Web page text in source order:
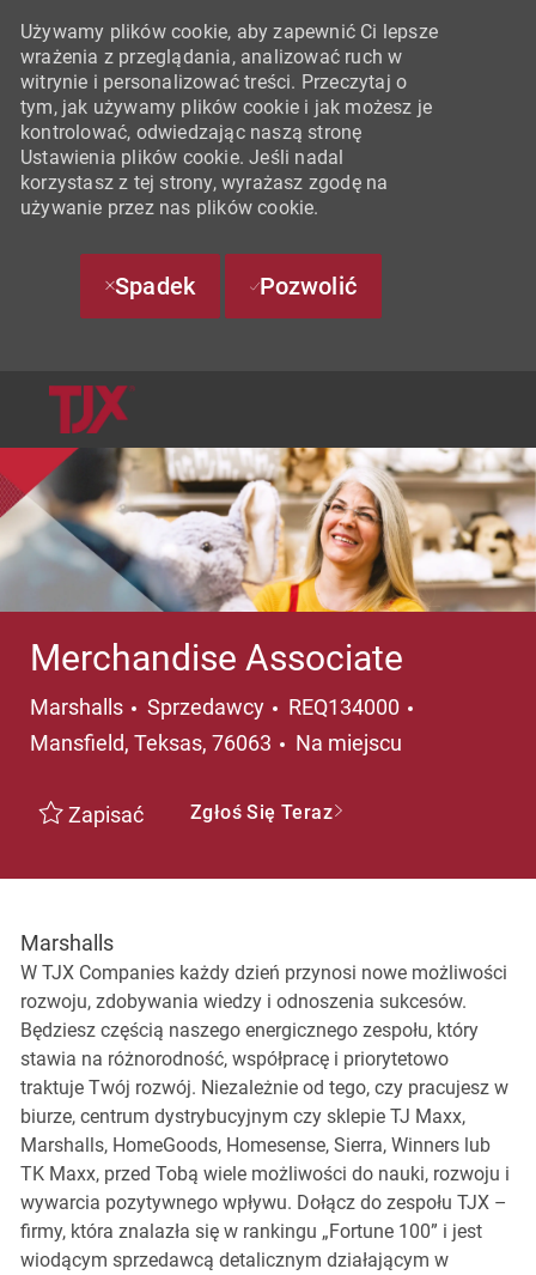
Używamy plików cookie, aby zapewnić Ci lepsze
wrażenia z przeglądania, analizować ruch w
witrynie i personalizować treści. Przeczytaj o
tym, jak używamy plików cookie i jak możesz je
kontrolować, odwiedzając naszą stronę
Ustawienia plików cookie. Jeśli nadal
korzystasz z tej strony, wyrażasz zgodę na
używanie przez nas plików cookie.
Spadek Pozwolić
Merchandise Associate
Marshalls Kategoria
Sprzedawcy REQ134000
Mansfield, Teksas, 76063
Na miejscu
Zapisać Zgłoś Się Teraz
Marshalls
W TJX Companies każdy dzień przynosi nowe możliwości
rozwoju, zdobywania wiedzy i odnoszenia sukcesów.
Będziesz częścią naszego energicznego zespołu, który
stawia na różnorodność, współpracę i priorytetowo
traktuje Twój rozwój. Niezależnie od tego, czy pracujesz w
biurze, centrum dystrybucyjnym czy sklepie TJ Maxx,
Marshalls, HomeGoods, Homesense, Sierra, Winners lub
TK Maxx, przed Tobą wiele możliwości do nauki, rozwoju i
wywarcia pozytywnego wpływu. Dołącz do zespołu TJX –
firmy, która znalazła się w rankingu „Fortune 100” i jest
wiodącym sprzedawcą detalicznym działającym w